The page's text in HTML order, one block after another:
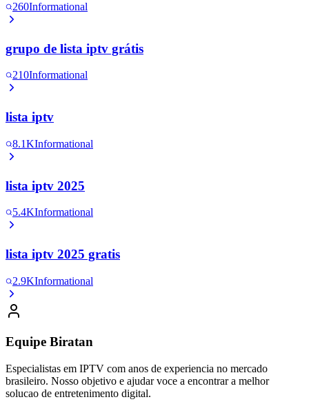
260Informational
grupo de lista iptv grátis
210Informational
lista iptv
8.1KInformational
lista iptv 2025
5.4KInformational
lista iptv 2025 gratis
2.9KInformational
Equipe Biratan
Especialistas em IPTV com anos de experiencia no mercado
brasileiro. Nosso objetivo e ajudar voce a encontrar a melhor
solucao de entretenimento digital.